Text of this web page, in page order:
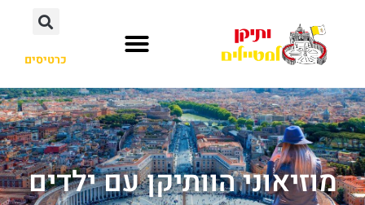
כרטיסים
מוזיאוני הוותיקן עם ילדים